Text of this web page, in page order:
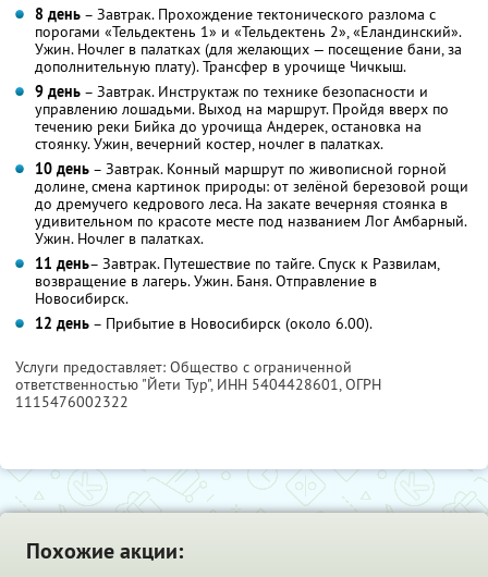
8 день – Завтрак. Прохождение тектонического разлома с
порогами «Тельдектень 1» и «Тельдектень 2», «Еландинский».
Ужин. Ночлег в палатках (для желающих — посещение бани, за
дополнительную плату). Трансфер в урочище Чичкыш.
9 день – Завтрак. Инструктаж по технике безопасности и
управлению лошадьми. Выход на маршрут. Пройдя вверх по
течению реки Бийка до урочища Андерек, остановка на
стоянку. Ужин, вечерний костер, ночлег в палатках.
10 день – Завтрак. Конный маршрут по живописной горной
долине, смена картинок природы: от зелёной березовой рощи
до дремучего кедрового леса. На закате вечерняя стоянка в
удивительном по красоте месте под названием Лог Амбарный.
Ужин. Ночлег в палатках.
11 день– Завтрак. Путешествие по тайге. Спуск к Развилам,
возвращение в лагерь. Ужин. Баня. Отправление в
Новосибирск.
12 день – Прибытие в Новосибирск (около 6.00).
Услуги предоставляет: Общество с ограниченной
ответственностью "Йети Тур", ИНН 5404428601, ОГРН
1115476002322
Похожие акции: